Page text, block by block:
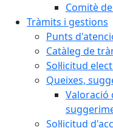
Comitè
Tràmits i gestions
Punts
Catàleg de
Sol·licitud
Queixes,
Valoració
Sol·licitud